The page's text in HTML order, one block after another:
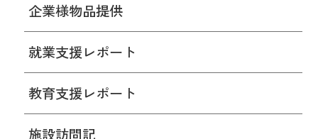
企業様物品提供
就業支援レポート
教育支援レポート
施設訪問記